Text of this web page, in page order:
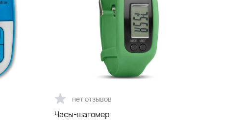
нет отзывов
Часы-шагомер